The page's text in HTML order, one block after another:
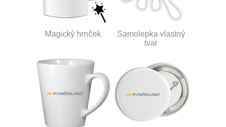
Magický hrnček
Samolepka vlastný
tvar